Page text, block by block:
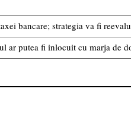
bancare; strategia va fi
ar putea fi inlocuit cu marja de